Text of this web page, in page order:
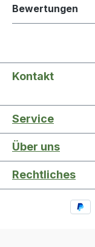
Bewertungen
Kontakt
Service
Über uns
Rechtliches